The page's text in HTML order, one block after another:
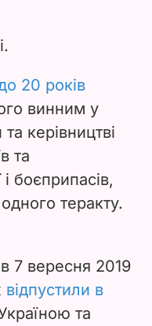
20 років
винним у
керівництві
та
боєприпасів,
теракту.
7 вересня 2019
відпустили в
та